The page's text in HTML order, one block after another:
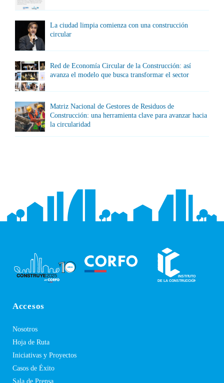
La ciudad limpia comienza con una construcción
circular
Red de Economía Circular de la Construcción: así
avanza el modelo que busca transformar el sector
Matriz Nacional de Gestores de Residuos de
Construcción: una herramienta clave para avanzar hacia
la circularidad
Accesos
Nosotros
Hoja de Ruta
Iniciativas y Proyectos
Casos de Éxito
Sala de Prensa